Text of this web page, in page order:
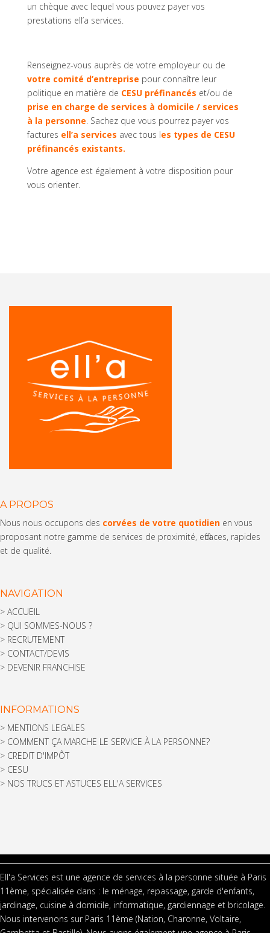
un chèque avec lequel vous pouvez payer vos
prestations ell’a services.
Renseignez-vous auprès de votre employeur ou de
votre comité d’entreprise pour connaître leur
politique en matière de CESU préfinancés et/ou de
prise en charge de services à domicile / services
à la personne. Sachez que vous pourrez payer vos
factures ell’a services avec tous les types de CESU
préfinancés existants.
Votre agence est également à votre disposition pour
vous orienter.
A PROPOS
Nous nous occupons des corvées de votre quotidien en vous
proposant notre gamme de services de proximité, efficaces, rapides
et de qualité.
NAVIGATION
> ACCUEIL
> QUI SOMMES-NOUS ?
> RECRUTEMENT
> CONTACT/DEVIS
> DEVENIR FRANCHISE
INFORMATIONS
> MENTIONS LEGALES
> COMMENT ÇA MARCHE LE SERVICE À LA PERSONNE?
> CREDIT D'IMPÔT
> CESU
> NOS TRUCS ET ASTUCES ELL'A SERVICES
Ell'a Services est une agence de services à la personne située à Paris
11ème, spécialisée dans : le ménage, repassage, garde d'enfants,
jardinage, cuisine à domicile, informatique, gardiennage et bricolage.
Nous intervenons sur Paris 11ème (Nation, Charonne, Voltaire,